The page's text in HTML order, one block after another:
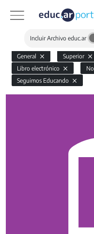
Incluir Archivo educ.ar
General Superior
Libro electrónico
Seguimos Educando